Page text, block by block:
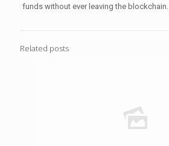
funds without ever leaving the blockchain.
Related posts